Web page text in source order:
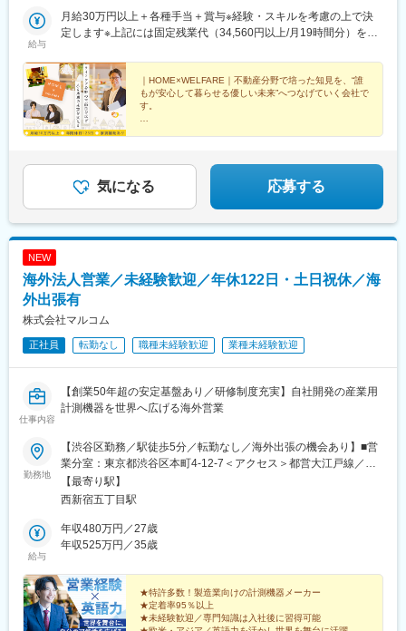
強化しながら規模拡大を目指していく予定です。■本部/東京都江
東区枝川1-15-9＜アクセス＞・東京メトロ有楽町線「豊洲駅」よ
篠崎/北小岩/西小岩/南小岩/西小岩＼江戸川区エリアの魅力／都心
でありながら川・海・公園など自然を感じられるエリアです。
【江東区】・東砂/亀戸＼江東区エリアの魅力／下町情緒と湾岸エ
リアの開放感が共存するエリアです。【葛飾区】・新小岩＼葛飾
区エリアの魅力／柴又や亀有など親しみやすい街並みが広がり、
給与
月給30万円以上＋各種手当＋賞与※経験・スキルを考慮の上で決
定します※上記には固定残業代（34,560円以上/月19時間分）を含
＼資格取得＆キャリアアップサポートあり／ライフケアのお仕事
は、AIでは替えがきかないことから今非常に注目されている分野
です。希望に応じて「サービス管理責任者」「相談支援専門員研
修」「移動支援従事者」「ケアマネージャー」などの資格取得支
援も行っており、より安定性を担保しながら将来に向けてキャリ
｜HOME×WELFARE｜不動産分野で培った知見を、“誰
もが安心して暮らせる優しい未来”へつなげていく会社で
す。
気になる 応募する
NEW
海外法人営業／未経験歓迎／年休122日・土日祝休／海
外出張有
株式会社マルコム
正社員 転勤なし 職種未経験歓迎 業種未経験歓迎
仕事内容
【創業50年超の安定基盤あり／研修制度充実】自社開発の産業用
計測機器を世界へ広げる海外営業
勤務地
【渋谷区勤務／駅徒歩5分／転勤なし／海外出張の機会あり】■営
業分室：東京都渋谷区本町4-12-7＜アクセス＞都営大江戸線／西
新宿五丁目駅より徒歩5分京王電鉄京王線／初台駅より徒歩14分※
受動喫煙対策：屋内全面禁煙＝＝海外出張のチャンスも＝＝中
地への出張機会があります。各地の代理店やお客さま先を訪問す
るため、グローバルな環境で経験を積めます。
【最寄り駅】
西新宿五丁目駅
給与
年収480万円／27歳
年収525万円／35歳
★特許多数！製造業向けの計測機器メーカー
★定着率95％以上
★未経験歓迎／専門知識は入社後に習得可能